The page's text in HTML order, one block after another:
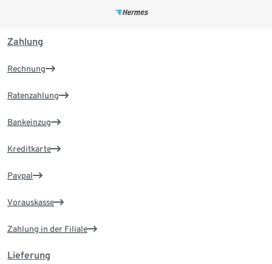
Zahlung
Rechnung
Ratenzahlung
Bankeinzug
Kreditkarte
Paypal
Vorauskasse
Zahlung in der Filiale
Lieferung